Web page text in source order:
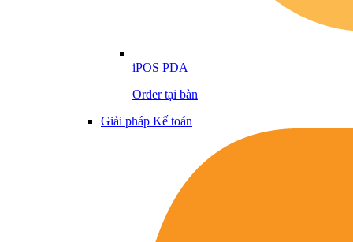
iPOS PDA
Order tại bàn
Giải pháp Kế toán